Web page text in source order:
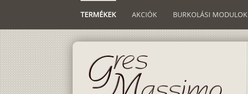
TERMÉKEK AKCIÓK BURKOLÁSI MODULOK